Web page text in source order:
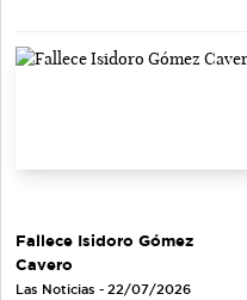
Fallece Isidoro Gómez
Cavero
Las Noticias - 22/07/2026